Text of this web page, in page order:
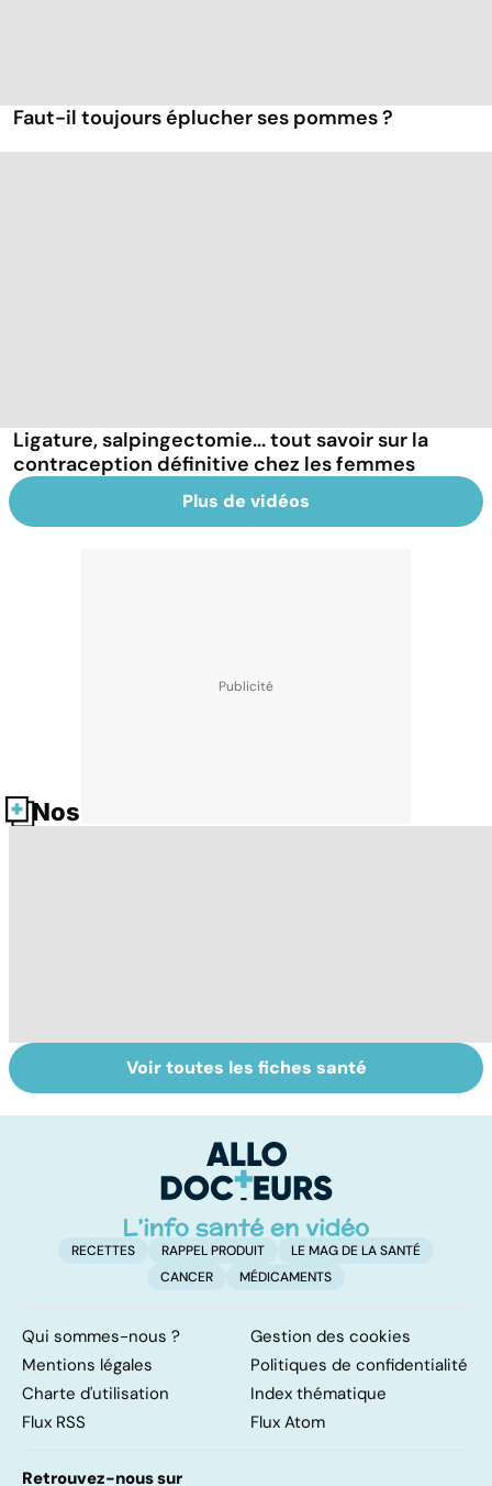
Faut-il toujours éplucher ses pommes ?
Ligature, salpingectomie... tout savoir sur la
contraception définitive chez les femmes
Plus de vidéos
Nos fiches santé
Suicide : prévenir
le passage à
Gynéco : un suivi
pour la vie
Voir toutes les fiches santé
RECETTES RAPPEL PRODUIT
LE MAG DE LA SANTÉ
CANCER
MÉDICAMENTS
Qui sommes-nous ?
Gestion des cookies
Mentions légales
Politiques de confidentialité
Charte d'utilisation
Index thématique
Flux RSS
Flux Atom
Retrouvez-nous sur